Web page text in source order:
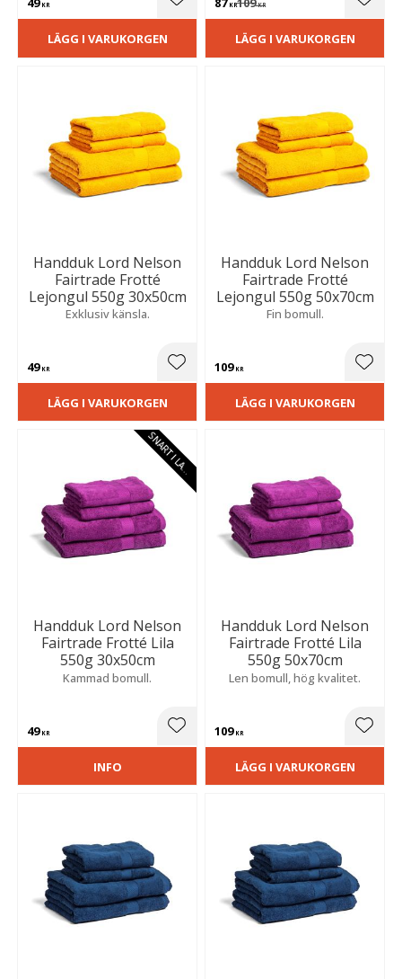
KR Lägg till i favoriter
LÄGG I VARUKORGEN
KR KR
LÄGG I VARUKORGEN
Handduk Lord Nelson
Fairtrade Frotté
Lejongul 550g 30x50cm
Exklusiv känsla.
49KR Lägg till i favoriter
LÄGG I VARUKORGEN
Handduk Lord Nelson
Fairtrade Frotté
Lejongul 550g 50x70cm
Fin bomull.
109KR
LÄGG I VARUKORGEN
Handduk Lord Nelson
Fairtrade Frotté Lila
550g 30x50cm
Kammad bomull.
49KR
S
N
A
R
T
I
L
A
G
E
R
Lägg till i favoriter
INFO
Handduk Lord Nelson
Fairtrade Frotté Lila
550g 50x70cm
Len bomull, hög kvalitet.
109KR
LÄGG I VARUKORGEN